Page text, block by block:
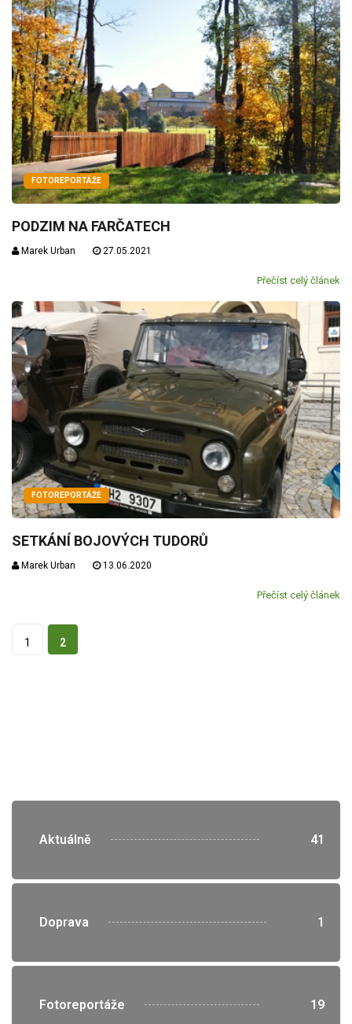
FOTOREPORTÁŽE
PODZIM NA FARČATECH
Marek Urban 27.05.2021
Přečíst celý článek
FOTOREPORTÁŽE
SETKÁNÍ BOJOVÝCH TUDORŮ
Marek Urban 13.06.2020
Přečíst celý článek
1 2
Aktuálně 41
Doprava 1
Fotoreportáže 19